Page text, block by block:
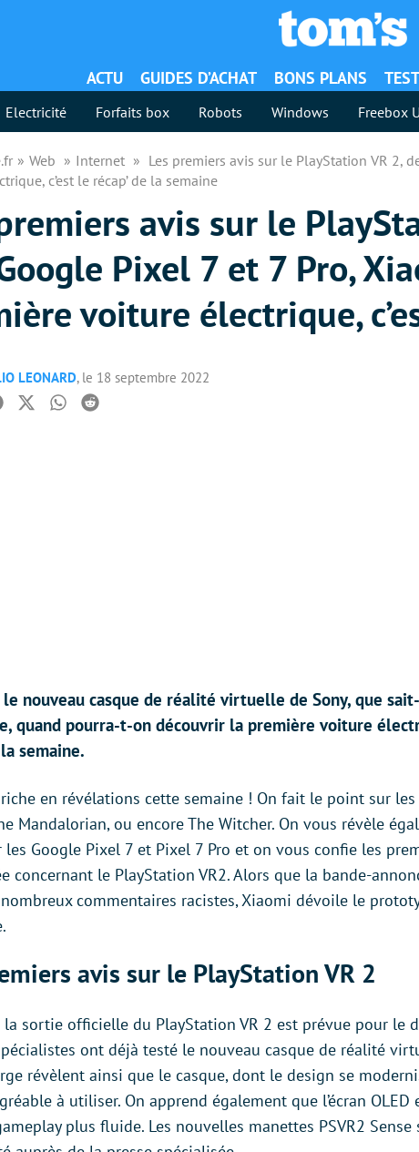
ACTU GUIDES D’ACHAT BONS PLANS
Electricité Forfaits box Robots Windows Freebox
Web Internet
Les premiers avis sur le PlayStation VR 2,
c’est le récap’ de la semaine
avis sur le
Pixel 7 et 7 Pro,
voiture électrique,
LEONARD, le 18 septembre 2022
TwitterWhatsapp
Reddit
nouveau casque de réalité virtuelle de Sony, que
quand pourra-t-on découvrir la première voiture
la semaine.
riche en révélations cette semaine ! On fait le point sur
Mandalorian, ou encore The Witcher. On vous révèle
les Google Pixel 7 et Pixel 7 Pro et on vous confie les
concernant le PlayStation VR2. Alors que la bande-
nombreux commentaires racistes, Xiaomi dévoile le
avis sur le PlayStation VR 2
sortie officielle du PlayStation VR 2 est prévue pour le
ont déjà testé le nouveau casque de réalité
révèlent ainsi que le casque, dont le design se
à utiliser. On apprend également que l’écran
plus fluide. Les nouvelles manettes PSVR2